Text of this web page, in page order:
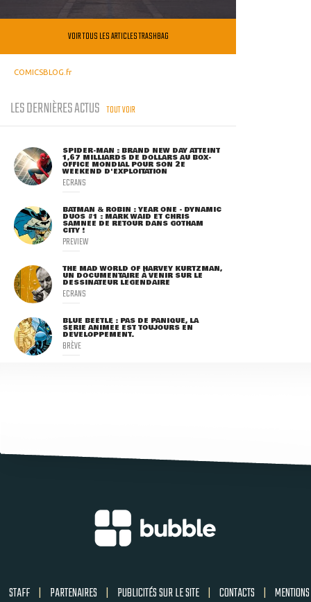
VOIR TOUS LES ARTICLES TRASHBAG
COMICSBLOG.fr
LES DERNIÈRES ACTUS TOUT VOIR
SPIDER-MAN : BRAND NEW DAY ATTEINT
1,67 MILLIARDS DE DOLLARS AU BOX-
OFFICE MONDIAL POUR SON 2E
WEEKEND D'EXPLOITATION
ECRANS
BATMAN & ROBIN : YEAR ONE - DYNAMIC
DUOS #1 : MARK WAID ET CHRIS
SAMNEE DE RETOUR DANS GOTHAM
CITY !
PREVIEW
THE MAD WORLD OF HARVEY KURTZMAN,
UN DOCUMENTAIRE À VENIR SUR LE
DESSINATEUR LÉGENDAIRE
ECRANS
BLUE BEETLE : PAS DE PANIQUE, LA
SÉRIE ANIMÉE EST TOUJOURS EN
DÉVELOPPEMENT.
BRÈVE
STAFF | PARTENAIRES | PUBLICITÉS SUR LE SITE | CONTACTS | MENTIONS